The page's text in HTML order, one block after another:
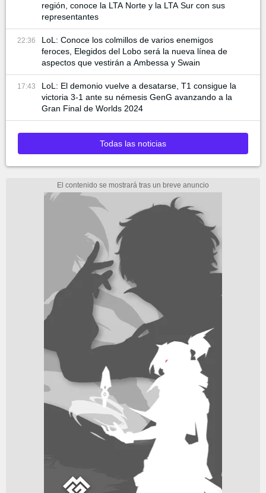
región, conoce la LTA Norte y la LTA Sur con sus
representantes
22:36
LoL: Conoce los colmillos de varios enemigos
feroces, Elegidos del Lobo será la nueva línea de
aspectos que vestirán a Ambessa y Swain
17:43
LoL: El demonio vuelve a desatarse, T1 consigue la
victoria 3-1 ante su némesis GenG avanzando a la
Gran Final de Worlds 2024
Todas las noticias